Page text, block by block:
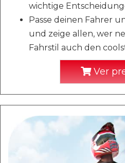
wichtige
Passe deinen Fahrer
und zeige allen, wer
Fahrstil auch den
Ver